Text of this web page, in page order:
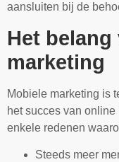
aansluiten bij de
Het
marketing
Mobiele marketing is
het succes van
enkele redenen
Steeds meer